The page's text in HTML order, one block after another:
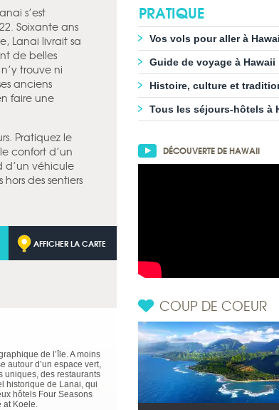
s’est
Soixante ans
Lanai livrait sa
de belles
trouve ni
anciens
faire une
Pratiquez le
confort d’un
d’un véhicule
des sentiers
AFFICHER LA CARTE
de l’île. A moins
autour d’un espace vert,
uniques, des restaurants
historique de Lanai, qui
hôtels Four Seasons
at Koele.
PRATIQUE
Vos vols pour aller à
Guide de voyage à Hawaii
Histoire, culture et
Tous les séjours-hôtels à
DÉCOUVERTE DE HAWAII
COUP DE COEUR